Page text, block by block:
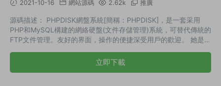
2021-10-16 網站源碼 2.62k 推廣
源碼描述： PHPDISK網盤系統[簡稱：PHPDISK]，是一套采用
PHP和MySQL構建的網絡硬盤(文件存儲管理)系統，可替代傳統的
FTP文件管理。友好的界面，操作的便捷深受用戶的歡迎。 她是一
統。廣泛應用于互聯網、公司、網吧、學校等地管理及使用文件，
多方式的共享權限，全方位的後台管理，滿足從個人到企業各方面
立即下載